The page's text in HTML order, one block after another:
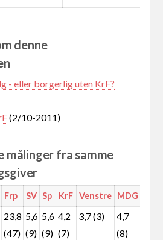
denne
- eller borgerlig uten KrF?
(2/10-2011)
målinger fra samme
Frp SV Sp KrF Venstre MDG
23,8
(47)
5,6
(9)
5,6
(9)
4,2
(7)
3,7 (3)
4,7
(8)